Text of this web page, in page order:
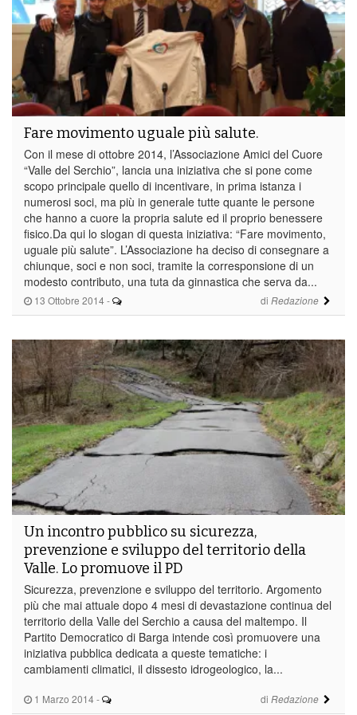
13 Ottobre 2014 - di Redazione
Fare movimento uguale più salute.
Con il mese di ottobre 2014, l’Associazione Amici del Cuore
“Valle del Serchio”, lancia una iniziativa che si pone come
scopo principale quello di incentivare, in prima istanza i
numerosi soci, ma più in generale tutte quante le persone
che hanno a cuore la propria salute ed il proprio benessere
fisico.Da qui lo slogan di questa iniziativa: “Fare movimento,
uguale più salute”. L’Associazione ha deciso di consegnare a
chiunque, soci e non soci, tramite la corresponsione di un
modesto contributo, una tuta da ginnastica che serva da...
1 Marzo 2014 - di Redazione
Un incontro pubblico su sicurezza,
prevenzione e sviluppo del territorio della
Valle. Lo promuove il PD
Sicurezza, prevenzione e sviluppo del territorio. Argomento
più che mai attuale dopo 4 mesi di devastazione continua del
territorio della Valle del Serchio a causa del maltempo. Il
Partito Democratico di Barga intende così promuovere una
iniziativa pubblica dedicata a queste tematiche: i
cambiamenti climatici, il dissesto idrogeologico, la...